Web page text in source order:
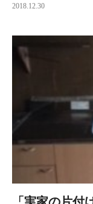
2018.12.30